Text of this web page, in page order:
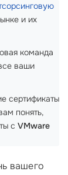
и их
команда
ваши
сертификаты
понять,
с VMware
вашего